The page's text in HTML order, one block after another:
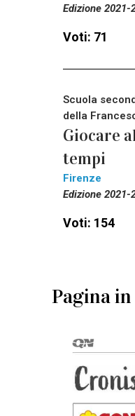
Edizione 2021-
Voti: 71
Scuola
della
Giocare
tempi
Firenze
Edizione 2021-
Voti: 154
Pagina